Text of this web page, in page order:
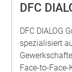
DFC
DFC DIALOG
spezialisiert
Face-to-